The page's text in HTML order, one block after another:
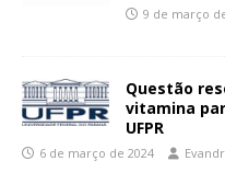
9 de março
Questão
vitamina
UFPR
6 de março de 2024